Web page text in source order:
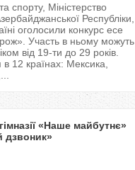
спорту, Міністерство
Республіки,
оголосили конкурс есе
Участь в ньому можуть
від 19-ти до 29 років.
12 країнах: Мексика,
«Наше майбутнє»
дзвоник»